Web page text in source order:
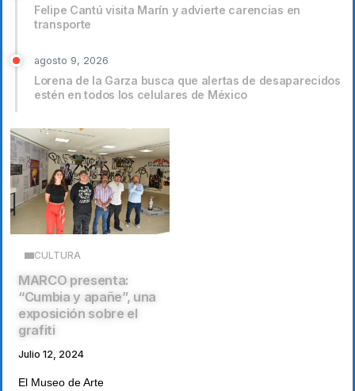
Felipe Cantú visita Marín y advierte carencias en
transporte
agosto 9, 2026
Lorena de la Garza busca que alertas de desaparecidos
estén en todos los celulares de México
CULTURA
MARCO presenta:
“Cumbia y apañe”, una
exposición sobre el
grafiti
Julio 12, 2024
El Museo de Arte